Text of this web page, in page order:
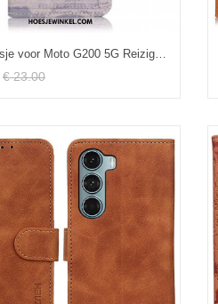
Folio-hoesje voor Moto G200 5G Reiziger Kat
€ 23.00